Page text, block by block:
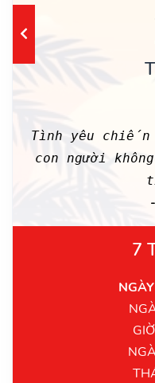
Tình yêu
con người
7